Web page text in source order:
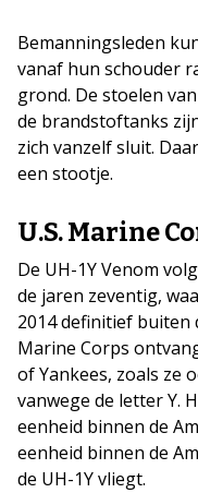
Bemanningsleden
vanaf hun schouder
grond. De stoelen
de brandstoftanks
zich vanzelf sluit.
een stootje.
U.S. Marine
De UH-1Y Venom
de jaren zeventig,
2014 definitief buiten
Marine Corps
of Yankees, zoals ze
vanwege de letter Y.
eenheid binnen de
eenheid binnen de
de UH-1Y vliegt.